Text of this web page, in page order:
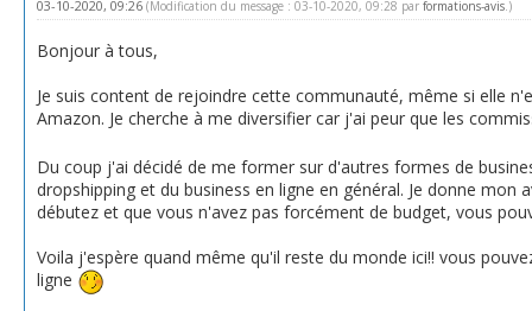
03-10-2020, 09:26 (Modification du message : 03-10-2020, 09:28 par formations-avis.)
Bonjour à tous,
Je suis content de rejoindre cette communauté, même si elle
Amazon. Je cherche à me diversifier car j'ai peur que les
Du coup j'ai décidé de me former sur d'autres formes de
dropshipping et du business en ligne en général. Je donne mon
débutez et que vous n'avez pas forcément de budget, vous
Voila j'espère quand même qu'il reste du monde ici!! vous
ligne